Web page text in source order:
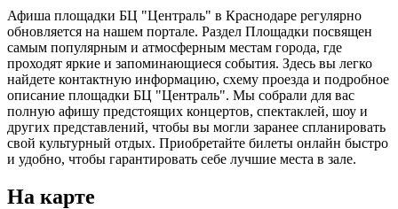
Афиша площадки БЦ "Централь" в Краснодаре регулярно
обновляется на нашем портале. Раздел Площадки посвящен
самым популярным и атмосферным местам города, где
проходят яркие и запоминающиеся события. Здесь вы легко
найдете контактную информацию, схему проезда и подробное
описание площадки БЦ "Централь". Мы собрали для вас
полную афишу предстоящих концертов, спектаклей, шоу и
других представлений, чтобы вы могли заранее спланировать
свой культурный отдых. Приобретайте билеты онлайн быстро
и удобно, чтобы гарантировать себе лучшие места в зале.
На карте